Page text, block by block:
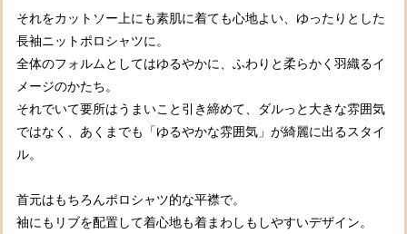
それをカットソー上にも素肌に着ても心地よい、ゆったりとした
長袖ニットポロシャツに。
全体のフォルムとしてはゆるやかに、ふわりと柔らかく羽織るイ
メージのかたち。
それでいて要所はうまいこと引き締めて、ダルっと大きな雰囲気
ではなく、あくまでも「ゆるやかな雰囲気」が綺麗に出るスタイ
ル。
首元はもちろんポロシャツ的な平襟で。
袖にもリブを配置して着心地も着まわしもしやすいデザイン。